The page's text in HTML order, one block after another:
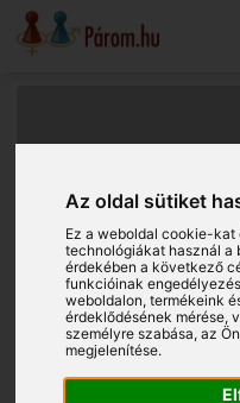
Az oldal sütiket
Ez a weboldal cookie-
technológiákat használ a
érdekében a következő
funkcióinak
weboldalon,termékeink
érdeklődésének mérése,
személyre szabása,az
megjelenítése.